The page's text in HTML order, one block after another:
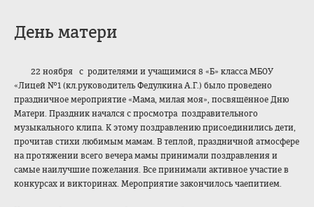
День матери
22 ноября с родителями и учащимися 8 «Б» класса МБОУ
«Лицей №1 (кл.руководитель Федулкина А.Г.) было проведено
праздничное мероприятие «Мама, милая моя», посвящённое Дню
Матери. Праздник начался с просмотра поздравительного
музыкального клипа. К этому поздравлению присоединились дети,
прочитав стихи любимым мамам. В теплой, праздничной атмосфере
на протяжении всего вечера мамы принимали поздравления и
самые наилучшие пожелания. Все принимали активное участие в
конкурсах и викторинах. Мероприятие закончилось чаепитием.